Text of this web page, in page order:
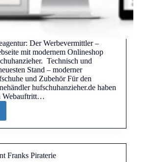
Der Werbevermittler –
mit modernem Onlineshop
Technisch und
Stand – moderner
und Zubehör Für den
hufschuhanzieher.de haben
Webauftritt…
Franks Piraterie